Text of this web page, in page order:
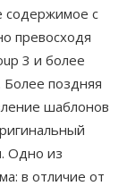
содержимое с
превосходя
3 и более
Более поздняя
шаблонов
Одно из
в отличие от